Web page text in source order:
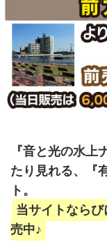
『音と光の水上
たり見れる、『
ト。
当サイトなら
売中♪